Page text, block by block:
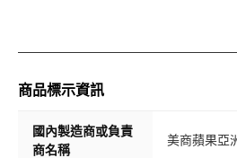
商品標示資訊
國內製造商或負責
商名稱
美商蘋果亞